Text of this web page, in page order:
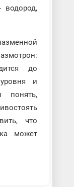
водород,
до
и
понять,
что
может